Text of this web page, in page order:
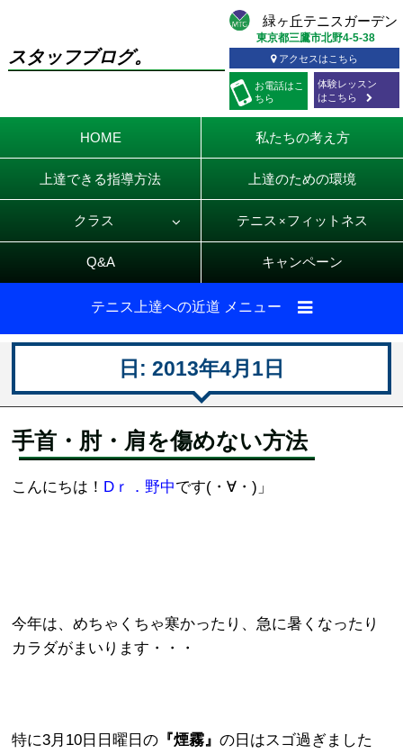
スタッフブログ。
お電話はこ
ちら
東京都三鷹市北野4-5-38
アクセスはこちら
体験レッスン
はこちら
HOME 私たちの考え方
上達できる指導方法 上達のための環境
クラス テニス × フィットネス
Q&A キャンペーン
テニス上達への近道 メニュー
日: 2013年4月1日
手首・肘・肩を傷めない方法
こんにちは！ Dｒ．野中です(・∀・)」
今年は、めちゃくちゃ寒かったり、急に暑くなったり
カラダがまいります・・・
特に3月10日日曜日の 『煙霧』の日はスゴ過ぎました